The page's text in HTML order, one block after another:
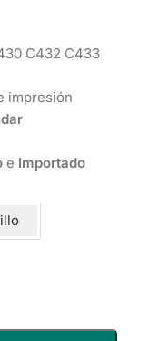
C432 C433
impresión
e Importado